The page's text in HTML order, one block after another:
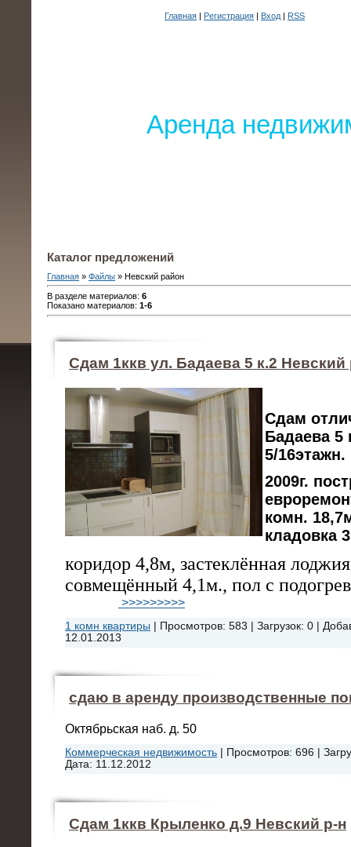
Главная | Регистрация | Вход | RSS
Аренда
Каталог предложений
Главная » Файлы » Невский район
В разделе материалов: 6
Показано материалов: 1-6
Сдам 1ккв ул. Бадаева 5 к.2
Сдам
Бадаева 5
5/
2009г.
комн.
кладовка
коридор 4,8м, застеклённая
совмещённый 4,1м., пол с
>>>>>>>>>
1 комн квартиры Просмотров: 583 Загрузок: 0
12.01.2013
сдаю в аренду производственные
Октябрьская наб. д. 50
Коммерческая недвижимость Просмотров: 696
Дата: 11.12.2012
Сдам 1ккв Крыленко д.9 Невский р-н